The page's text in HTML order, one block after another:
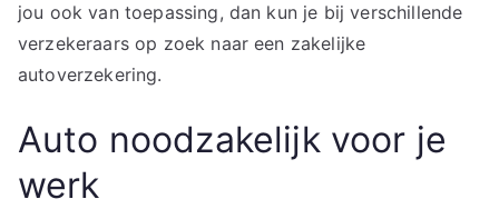
jou ook van toepassing, dan kun je bij verschillende
verzekeraars op zoek naar een zakelijke
autoverzekering.
Auto noodzakelijk voor je
werk